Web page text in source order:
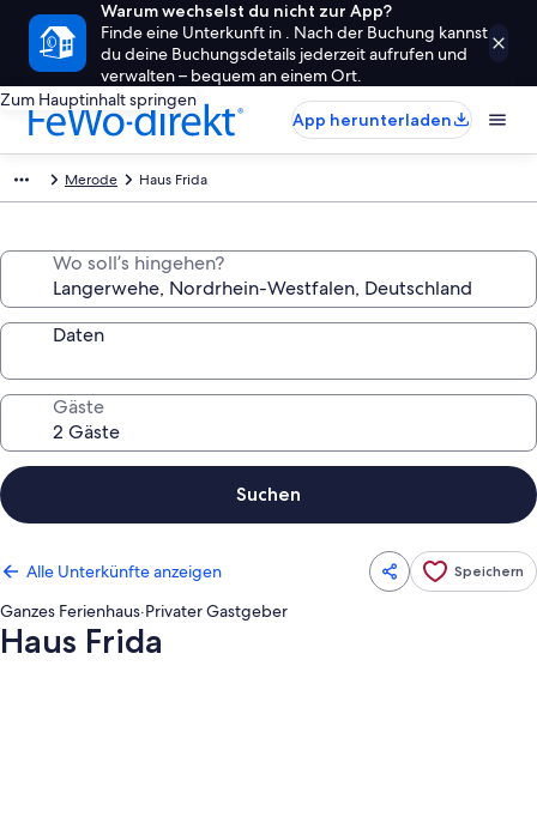
Warum wechselst du nicht zur App?
Finde eine Unterkunft in . Nach der Buchung kannst
du deine Buchungsdetails jederzeit aufrufen und
verwalten – bequem an einem Ort.
Zum Hauptinhalt springen
App herunterladen
Merode Haus Frida
Wo soll’s hingehen?
Daten
Gäste
Suchen
Alle Unterkünfte anzeigen Speichern
Ganzes Ferienhaus·Privater Gastgeber
Haus Frida